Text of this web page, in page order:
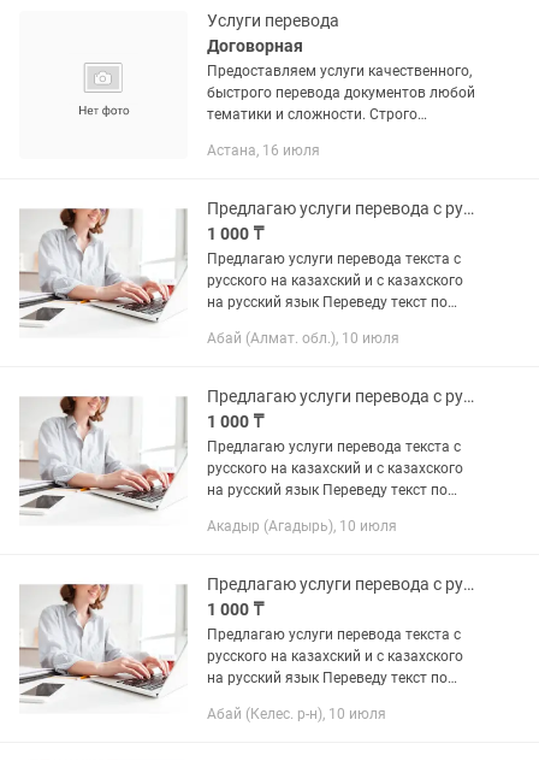
Услуги перевода
Договорная
Предоставляем услуги качественного,
быстрого перевода документов любой
тематики и сложности. Строго
конфиденциальности. Языки перевода:
Астана, 16 июля
Предлагаю услуги перевода с русского на казахский и с казахского на русский
1 000 ₸
Предлагаю услуги перевода текста с
русского на казахский и с казахского
на русский язык Переведу текст по
Абай (Алмат. обл.), 10 июля
Предлагаю услуги перевода с русского на казахский и с казахского на русский
1 000 ₸
Предлагаю услуги перевода текста с
русского на казахский и с казахского
на русский язык Переведу текст по
Акадыр (Агадырь), 10 июля
Предлагаю услуги перевода с русского на казахский и с казахского на русский
1 000 ₸
Предлагаю услуги перевода текста с
русского на казахский и с казахского
на русский язык Переведу текст по
Абай (Келес. р-н), 10 июля